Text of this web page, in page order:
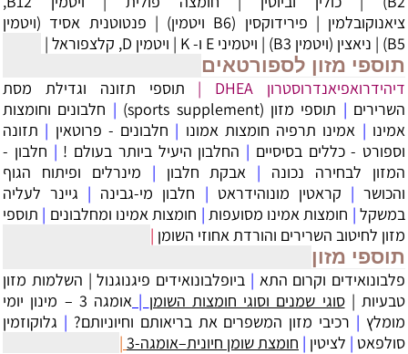
ציאנוקובלמין | פירידוקסין (B6 ויטמין) | פנטוטנית אסיד (ויטמין
B5)
| ניאצין (ויטמין B3) | ויטמיני E ו- K | ויטמין D, קלצפוראל |
תוספי מזון לספורטאים
דיהידרואפיאנדרוסטרון DHEA |
תוספי תזונה וגדילת מסת
השרירים | תוספי מזון (sports supplement) | חלבונים וחומצות
אמינו | אמינו תרפיה חומצות אמונו | חלבונים - פרוטאין | תזונה
וספורט - כללים בסיסיים | החלבון היעיל ביותר בעולם ! | חלבון -
המזון לבחירה נכונה | אבקת חלבון | מינרלים ופיתוח הגוף
והכושר| קראטין מונוהידראט | חלבון מי-גבינה | גיינר לעליה
במשקל| חומצות אמינו מסועפות | חומצות אמינו ומחלבונים | תוספי
מזון לחיטוב השרירים והורדת אחוזי השומן |
תוספי מזון
פלבונואידים וקרום התא | ביופלבונואידים פיגנוגנול| השלמות מזון
טבעיות | סוגי שמנים וסוגי חומצות השומן |
אומגה 3 – מינון יומי
מומלץ | רכיבי מזון המשפרים את בריאותם וחיוניותם? | גלוקוזמין
סולפאט | לציטין | חומצת שומן חיונית–אומגה-3 |